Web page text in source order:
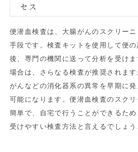
セス
便潜血検査は、大腸がんのスクリー
手段です。検査キットを使用して便
後、専門の機関に送って分析を受け
場合は、さらなる検査が推奨されま
がんなどの消化器系の異常を早期に
可能になります。便潜血検査のスク
簡単で、自宅で行うことができるた
受けやすい検査方法と言えるでしょう